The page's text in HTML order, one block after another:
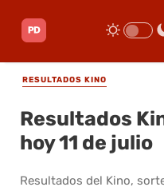
RESULTADOS KINO
Resultados
hoy 11 de julio
Resultados del Kino,